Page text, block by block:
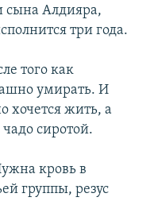
сына Алдияра,
три года.
того как
умирать. И
хочется жить, а
чадо сиротой.
кровь в
группы, резус